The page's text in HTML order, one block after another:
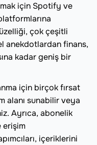
için Spotify ve
çok çeşitli
anekdotlardan finans,
kadar geniş bir
için birçok fırsat
alanı sunabilir veya
Ayrıca, abonelik
erişim
içeriklerini